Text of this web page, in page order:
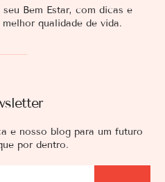
e nosso blog para um futuro
por dentro.
Bem Estar, com dicas e
qualidade de vida.